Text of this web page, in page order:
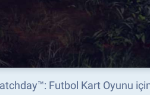
Futbol Kart Oyunu